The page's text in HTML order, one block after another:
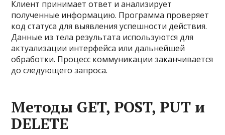
Клиент принимает ответ и анализирует
полученные информацию. Программа проверяет
код статуса для выявления успешности действия.
Данные из тела результата используются для
актуализации интерфейса или дальнейшей
обработки. Процесс коммуникации заканчивается
до следующего запроса.
Методы GET, POST, PUT и
DELETE